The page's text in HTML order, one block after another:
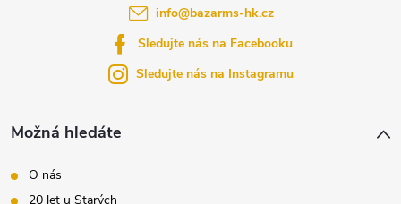
Možná hledáte
O nás
20 let u Starých
info@bazarms-hk.cz
Sledujte nás na Facebooku
Sledujte nás na Instagramu